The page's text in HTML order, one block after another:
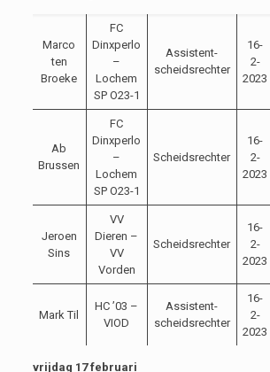
Marco
ten
Broeke
FC
Dinxperlo
–
Lochem
SP O23-1
Assistent-
scheidsrechter
16-
2-
2023
Ab
Brussen
FC
Dinxperlo
–
Lochem
SP O23-1
Scheidsrechter
16-
2-
2023
Jeroen
Sins
VV
Dieren –
VV
Vorden
Scheidsrechter
16-
2-
2023
Mark Til
HC ’03 –
VIOD
Assistent-
scheidsrechter
16-
2-
2023
vrijdag 17 februari